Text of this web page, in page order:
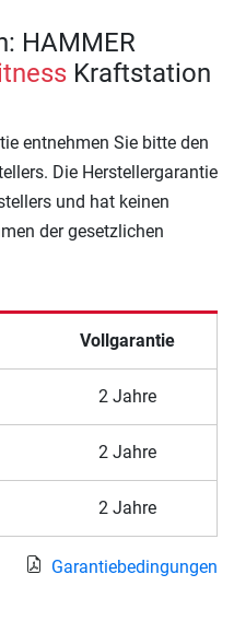
HAMMER
Kraftstation
entnehmen Sie bitte den
Die Herstellergarantie
und hat keinen
der gesetzlichen
Vollgarantie
2 Jahre
2 Jahre
2 Jahre
Garantiebedingungen